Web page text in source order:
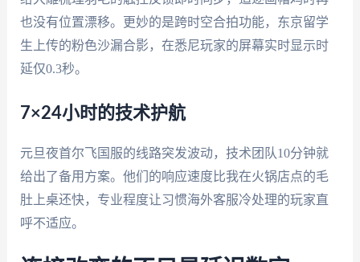
也没有位置漂移。更妙的是跨时空合拍功能，东京留学
生上传的粉色沙漏合影，在悉尼玩家的屏幕实时显示时
延仅0.3秒。
7×24小时的技术护航
元旦夜首尔飞国服的线路突发波动，技术团队10分钟就
给出了备用方案。他们的响应速度比我在火锅店点的毛
肚上桌还快，专业程度让习惯海外客服冷处理的玩家直
呼不适应。